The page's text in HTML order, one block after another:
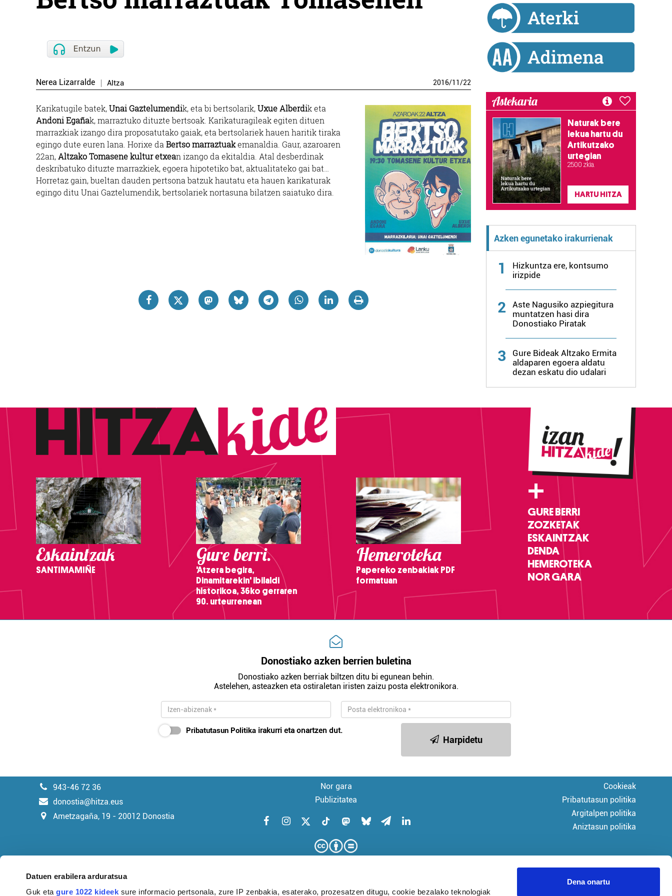
Datuen erabilera arduratsua
Guk etagure 1022 kideek sure informacio pertsonala, zure IP zenbakia, esaterako, prozesatzen ditugu, cookie bezalako teknologiak
Dena onartu
Nerea Lizarralde Altza 2016/11/22
Karikatugile batek,Unai Gaztelumendik, eta bi bertsolarik,Uxue Alberdik eta
Andoni Egañak, marraztuko dituzte bertsoak. Karikaturagileak egiten dituen
marrazkiak izango dira proposatutako gaiak, eta bertsolariek hauen haritik tiraka
egingo dute euren lana. Horixe da Bertso marraztuakemanaldia. Gaur, azaroaren
22an,Altzako Tomasene kultur etxean izango da ekitaldia. Atal desberdinak
deskribatuko dituzte marrazkiek, egoera hipotetiko bat, aktualitateko gai bat…
Horretaz gain, bueltan dauden pertsona batzuk hautatu eta hauen karikaturak
egingo ditu Unai Gaztelumendik, bertsolariek nortasuna bilatzen saiatuko dira.
Astekaria
Naturak bere
lekua hartu du
Artikutzako
urtegian
2.500 zkia.
HARTU HITZA
Azken egunetako irakurrienak
1
Hizkuntza ere, kontsumo
irizpide
2
Aste Nagusiko azpiegitura
muntatzen hasi dira
Donostiako Piratak
3
Gure Bideak Altzako Ermita
aldaparen egoera aldatu
dezan eskatu dio udalari
Eskaintzak
SANTIMAMIÑE
Gure berri.
'Atzera begira,
Dinamitarekin' ibilaldi
historikoa, 36ko gerraren
90. urteurrenean
Hemeroteka
Papereko zenbakiak PDF
formatuan
+
GURE BERRI
ZOZKETAK
ESKAINTZAK
DENDA
HEMEROTEKA
NOR GARA
Donostiako azken berrien buletina
Donostiako azken berriak biltzen ditu bi egunean behin.
Astelehen, asteazken eta ostiraletan iristen zaizu posta elektronikora.
Pribatutasun Politika irakurri eta onartzen dut.
Harpidetu
943-46 72 36
donostia@hitza.eus
Ametzagaña, 19 - 20012 Donostia
Nor gara
Publizitatea
Cookieak
Pribatutasun politika
Argitalpen politika
Aniztasun politika